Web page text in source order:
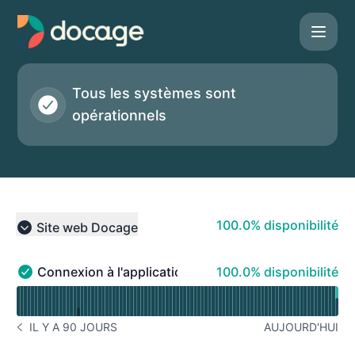
Tous les systèmes sont
opérationnels
Collapse group
Site web Docage 100% - disponibilité
100.0% disponibilité
Connexion à l'application Docage - Opérationnel
Connexion à l'application Docage100% - disponibilité
100.0% disponibilité
Lire le graphique de disponibilité pour Connexion à
HISTORIQUE DES INCIDENTS IL Y A 90 JOURS
IL Y A 90 JOURS AUJOURD'HUI